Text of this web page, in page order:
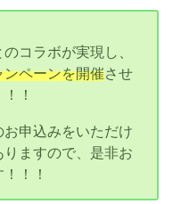
コラボが実現し、
ペーンを開催させ
！
申込みをいただけ
ますので、是非お
！！